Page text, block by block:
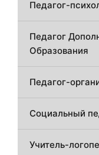
Педагог-
Педагог
Образования
Педагог-
Социальный
Учитель-